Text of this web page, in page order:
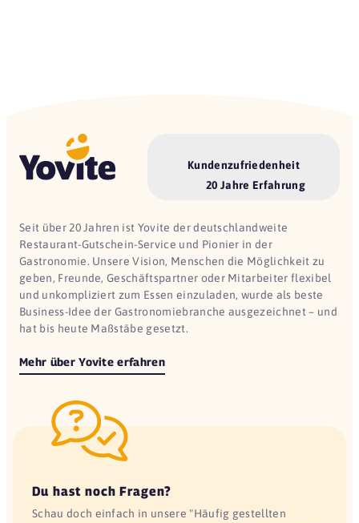
Kundenzufriedenheit
20 Jahre Erfahrung
Seit über 20 Jahren ist Yovite der deutschlandweite
Restaurant-Gutschein-Service und Pionier in der
Gastronomie. Unsere Vision, Menschen die Möglichkeit zu
geben, Freunde, Geschäftspartner oder Mitarbeiter flexibel
und unkompliziert zum Essen einzuladen, wurde als beste
Business-Idee der Gastronomiebranche ausgezeichnet – und
hat bis heute Maßstäbe gesetzt.
Mehr über Yovite erfahren
Du hast noch Fragen?
Schau doch einfach in unsere "Häufig gestellten